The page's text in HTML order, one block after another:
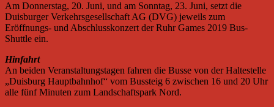
Am Donnerstag, 20. Juni, und am Sonntag, 23. Juni, setzt die
Duisburger Verkehrsgesellschaft AG (DVG) jeweils zum
Eröffnungs- und Abschlusskonzert der Ruhr Games 2019 Bus-
Shuttle ein.
Hinfahrt
An beiden Veranstaltungstagen fahren die Busse von der Haltestelle
„Duisburg Hauptbahnhof“ vom Bussteig 6 zwischen 16 und 20 Uhr
alle fünf Minuten zum Landschaftspark Nord.